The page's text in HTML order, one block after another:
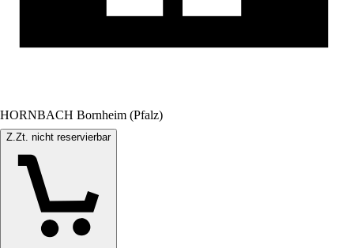
HORNBACH Bornheim (Pfalz)
Z.Zt. nicht reservierbar